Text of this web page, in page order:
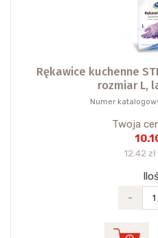
Rękawice kuchenne
rozmiar L,
Numer
Twoja
12.42
-